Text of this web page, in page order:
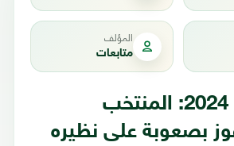
المؤلف
متابعات
كأس أوروبا 2024: المنتخب
بصعوبة على نظيره